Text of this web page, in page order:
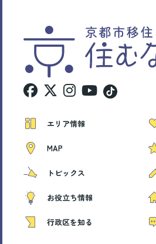
エリア情報
MAP
トピックス
お役立ち情報
行政区を知る